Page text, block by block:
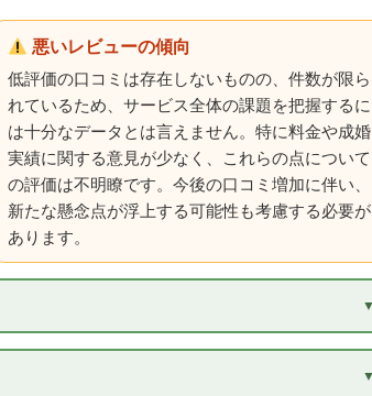
悪いレビューの傾向
低評価の口コミは存在しないものの、件数が限ら
れているため、サービス全体の課題を把握するに
は十分なデータとは言えません。特に料金や成婚
実績に関する意見が少なく、これらの点について
の評価は不明瞭です。今後の口コミ増加に伴い、
新たな懸念点が浮上する可能性も考慮する必要が
あります。